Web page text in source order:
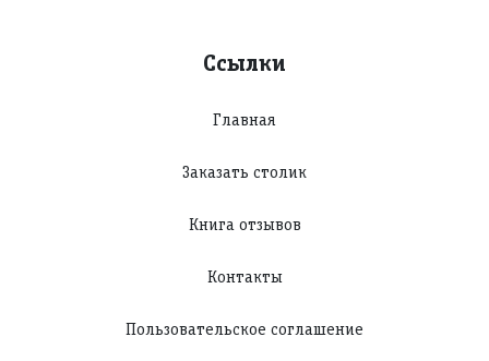
Ссылки
Главная
Заказать столик
Книга отзывов
Контакты
Пользовательское соглашение